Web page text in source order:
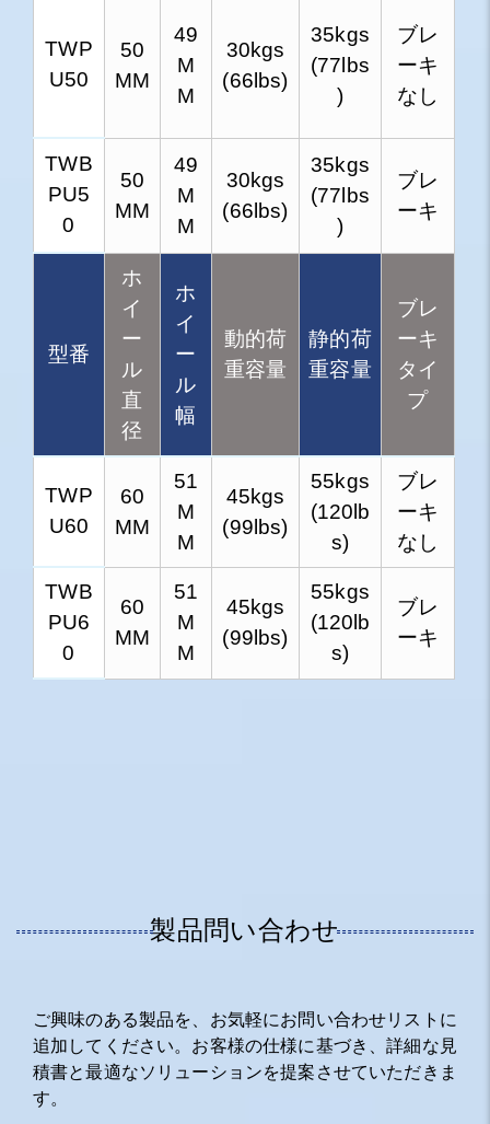
TWP
U50
50
MM
49
M
M
30kgs
(66lbs)
35kgs
(77lbs
)
ブレ
ーキ
なし
TWB
PU5
0
50
MM
49
M
M
30kgs
(66lbs)
35kgs
(77lbs
)
ブレ
ーキ
型番
ホ
イ
ー
ル
直
径
ホ
イ
ー
ル
幅
動的荷
重容量
静的荷
重容量
ブレ
ーキ
タイ
プ
TWP
U60
60
MM
51
M
M
45kgs
(99lbs)
55kgs
(120lb
s)
ブレ
ーキ
なし
TWB
PU6
0
60
MM
51
M
M
45kgs
(99lbs)
55kgs
(120lb
s)
ブレ
ーキ
製品問い合わせ
ご興味のある製品を、お気軽にお問い合わせリストに
追加してください。お客様の仕様に基づき、詳細な見
積書と最適なソリューションを提案させていただきま
す。